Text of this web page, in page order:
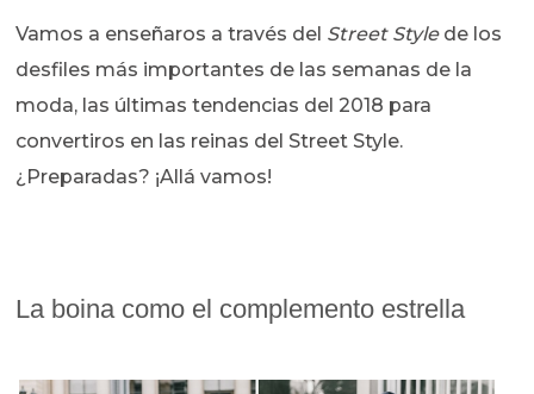
Vamos a enseñaros a través del Street Stylede los
desfiles más importantes de las semanas de la
moda, las últimas tendencias del 2018 para
convertiros en las reinas del Street Style.
¿Preparadas? ¡Allá vamos!
La boina como el complemento estrella